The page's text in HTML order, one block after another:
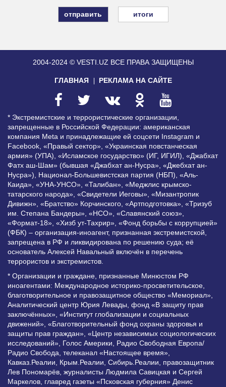
итоги
2004-2024 © VESTI.UZ ВСЕ ПРАВА ЗАЩИЩЕНЫ
ГЛАВНАЯ РЕКЛАМА НА САЙТЕ
* Экстремистские и террористические организации,
запрещенные в Российской Федерации: американская
компания Meta и принадлежащие ей соцсети Instagram и
Facebook, «Правый сектор», «Украинская повстанческая
армия» (УПА), «Исламское государство» (ИГ, ИГИЛ), «Джабхат
Фатх аш-Шам» (бывшая «Джабхат ан-Нусра», «Джебхат ан-
Нусра»), Национал-Большевистская партия (НБП), «Аль-
Каида», «УНА-УНСО», «Талибан», «Меджлис крымско-
татарского народа», «Свидетели Иеговы», «Мизантропик
Дивижн», «Братство» Корчинского, «Артподготовка», «Тризуб
им. Степана Бандеры», «НСО», «Славянский союз»,
«Формат-18», «Хизб ут-Тахрир», «Фонд борьбы с коррупцией»
(ФБК) – организация-иноагент, признанная экстремистской,
запрещена в РФ и ликвидирована по решению суда; её
основатель Алексей Навальный включён в перечень
террористов и экстремистов.
* Организации и граждане, признанные Минюстом РФ
иноагентами: Международное историко-просветительское,
благотворительное и правозащитное общество «Мемориал»,
Аналитический центр Юрия Левады, фонд «В защиту прав
заключённых», «Институт глобализации и социальных
движений», «Благотворительный фонд охраны здоровья и
защиты прав граждан», «Центр независимых социологических
исследований», Голос Америки, Радио Свободная Европа/
Радио Свобода, телеканал «Настоящее время»,
Кавказ.Реалии, Крым.Реалии, Сибирь.Реалии, правозащитник
Лев Пономарёв, журналисты Людмила Савицкая и Сергей
Маркелов, главред газеты «Псковская губерния» Денис